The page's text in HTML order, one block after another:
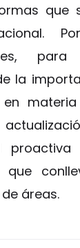
que
la
en
que
áreas.